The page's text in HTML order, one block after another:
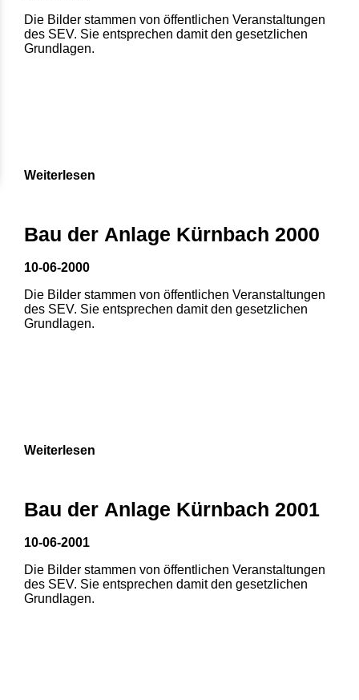
Die Bilder stammen von öffentlichen Veranstaltungen
des SEV. Sie entsprechen damit den gesetzlichen
Grundlagen.
5
6
Weiterlesen
Bau der Anlage Kürnbach 2000
10-06-2000
Die Bilder stammen von öffentlichen Veranstaltungen
des SEV. Sie entsprechen damit den gesetzlichen
Grundlagen.
Weiterlesen
Bau der Anlage Kürnbach 2001
10-06-2001
Die Bilder stammen von öffentlichen Veranstaltungen
des SEV. Sie entsprechen damit den gesetzlichen
Grundlagen.